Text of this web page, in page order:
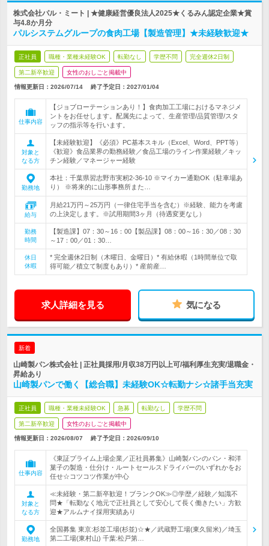
株式会社パル・ミート | ★健康経営優良法人2025★くるみん認定企業★賞
与4.8か月分
パルシステムグループの食肉工場【製造管理】★未経験歓迎★
正社員 職種・業種未経験OK 転勤なし 学歴不問 完全週休2日制
第二新卒歓迎 女性のおしごと掲載中
情報更新日：2026/07/14 終了予定日： 2027/01/04
仕事内容
【ジョブローテーションあり！】食肉加工工場におけるマネジメ
ントをお任せします。配属先によって、生産管理/品質管理/スタ
ッフの指示等を行います。
対象と
なる方
【未経験歓迎】《必須》PC基本スキル（Excel、Word、PPT等）
《歓迎》食品業界の勤務経験／食品工場のライン作業経験／キッ
チン経験／マネージャー経験
勤務地
本社：千葉県習志野市実籾2-36-10 ※マイカー通勤OK（駐車場あ
り） ※将来的に山形事務所また…
給与
月給21万円～25万円（一律住宅手当を含む）※経験、能力を考慮
の上決定します。※試用期間3ヶ月（待遇変更なし）
勤務
時間
【製造課】07：30～16：00【製品課】08：00～16：30／08：30
～17：00／01：30…
休日
休暇
* 完全週休2日制（木曜日、金曜日）* 有給休暇（1時間単位で取
得可能／積立て制度もあり）* 産前産…
求人詳細を見る 気になる
新着
山崎製パン株式会社 | 正社員採用/月収38万円以上可/福利厚生充実/退職金・
昇給あり
山崎製パンで働く【総合職】未経験OK☆転勤ナシ☆諸手当充実
正社員 職種・業種未経験OK 急募 転勤なし 学歴不問
第二新卒歓迎 女性のおしごと掲載中
情報更新日：2026/08/07 終了予定日： 2026/09/10
仕事内容
《東証プライム上場企業／正社員募集》山崎製パンのパン・和洋
菓子の製造・仕分け・ルートセールスドライバーのいずれかをお
任せ☆コツコツ作業が中心
対象と
なる方
≪未経験・第二新卒歓迎！ブランクOK≫◎学歴／経験／知識不
問★「転勤なく地元で正社員として安心して長く働きたい」方歓
迎★アルムナイ採用実績あり
勤務地
全国募集 東京:杉並工場(杉並)☆★／武蔵野工場(東久留米)／埼玉
第二工場(東村山) 千葉:松戸第…